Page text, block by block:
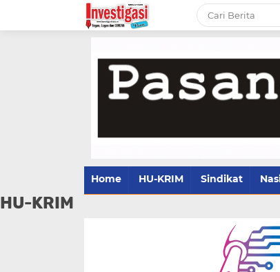
Home HU-KRIM Sindikat
HU-KRIM